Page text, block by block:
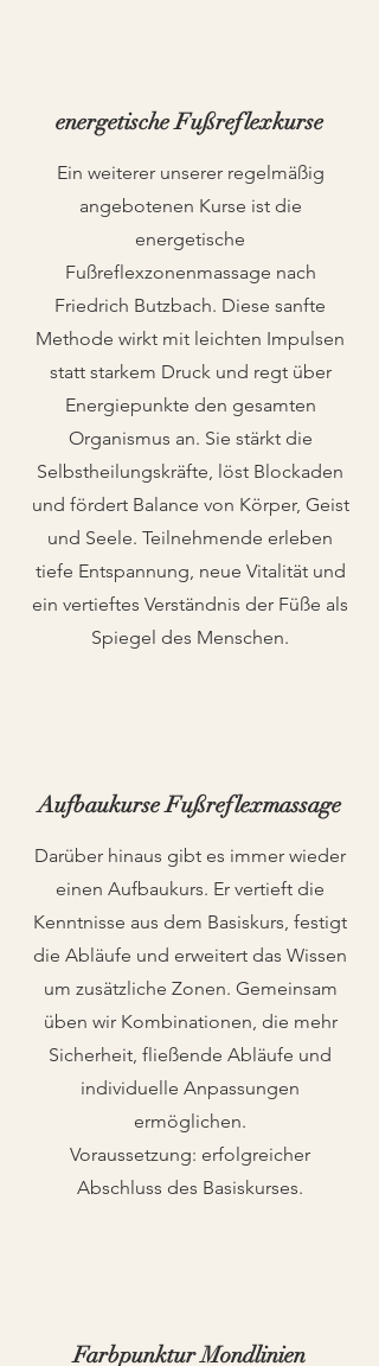
energetische Fußreflexkurse
Ein weiterer unserer regelmäßig
angebotenen Kurse ist die
energetische
Fußreflexzonenmassage nach
Friedrich Butzbach. Diese sanfte
Methode wirkt mit leichten Impulsen
statt starkem Druck und regt über
Energiepunkte den gesamten
Organismus an. Sie stärkt die
Selbstheilungskräfte, löst Blockaden
und fördert Balance von Körper, Geist
und Seele. Teilnehmende erleben
tiefe Entspannung, neue Vitalität und
ein vertieftes Verständnis der Füße als
Spiegel des Menschen.
Aufbaukurse Fußreflexmassage
Darüber hinaus gibt es immer wieder
einen Aufbaukurs. Er vertieft die
Kenntnisse aus dem Basiskurs, festigt
die Abläufe und erweitert das Wissen
um zusätzliche Zonen. Gemeinsam
üben wir Kombinationen, die mehr
Sicherheit, fließende Abläufe und
individuelle Anpassungen
ermöglichen.
Voraussetzung: erfolgreicher
Abschluss des Basiskurses.
Farbpunktur Mondlinien